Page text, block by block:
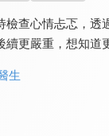
查心情忐忑，
更嚴重，想知道
生